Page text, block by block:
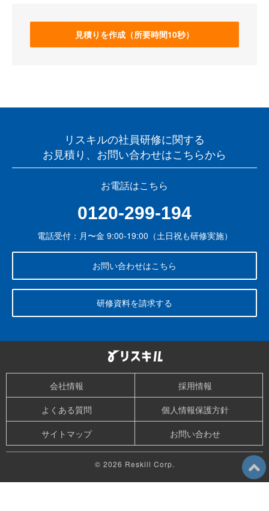
見積りを作成（所要時間10秒）
リスキルの社員研修に関する
お見積り、お問い合わせはこちらから
お電話はこちら
0120-299-194
電話受付：月〜金 9:00-19:00（土日祝も研修実施）
お問い合わせはこちら
研修資料を請求する
会社情報
採用情報
よくある質問
個人情報保護方針
サイトマップ
お問い合わせ
© 2026 Reskill Corp.